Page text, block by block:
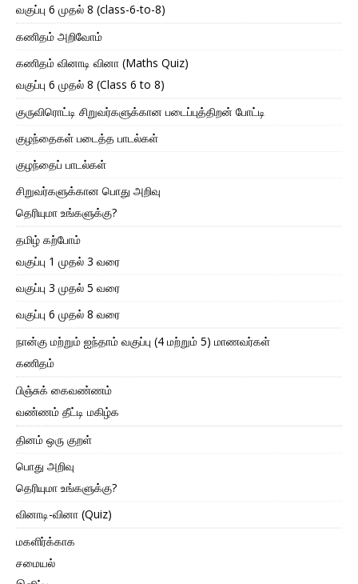
வகுப்பு 6 முதல் 8 (class-6-to-8)
கணிதம் அறிவோம்
கணிதம் வினாடி வினா (Maths Quiz)
வகுப்பு 6 முதல் 8 (Class 6 to 8)
குருவிரொட்டி சிறுவர்களுக்கான படைப்புத்திறன் போட்டி
குழந்தைகள் படைத்த பாடல்கள்
குழந்தைப் பாடல்கள்
சிறுவர்களுக்கான பொது அறிவு
தெரியுமா உங்களுக்கு?
தமிழ் கற்போம்
வகுப்பு 1 முதல் 3 வரை
வகுப்பு 3 முதல் 5 வரை
வகுப்பு 6 முதல் 8 வரை
நான்கு மற்றும் ஐந்தாம் வகுப்பு (4 மற்றும் 5) மாணவர்கள்
கணிதம்
பிஞ்சுக் கைவண்ணம்
வண்ணம் தீட்டி மகிழ்க
தினம் ஒரு குறள்
பொது அறிவு
தெரியுமா உங்களுக்கு?
வினாடி-வினா (Quiz)
மகளிர்க்காக
சமையல்